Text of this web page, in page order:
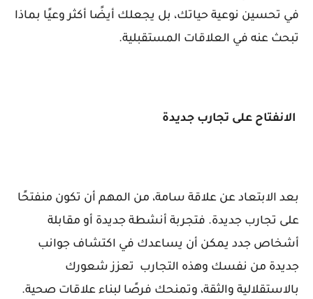
في تحسين نوعية حياتك، بل يجعلك أيضًا أكثر وعيًا بماذا
تبحث عنه في العلاقات المستقبلية.
الانفتاح على تجارب جديدة
بعد الابتعاد عن علاقة سامة، من المهم أن تكون منفتحًا
على تجارب جديدة. فتجربة أنشطة جديدة أو مقابلة
أشخاص جدد يمكن أن يساعدك في اكتشاف جوانب
جديدة من نفسك وهذه التجارب
تعزز شعورك
بالاستقلالية والثقة، وتمنحك فرصًا لبناء علاقات صحية.